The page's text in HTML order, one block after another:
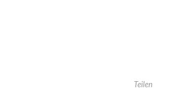
Teilen